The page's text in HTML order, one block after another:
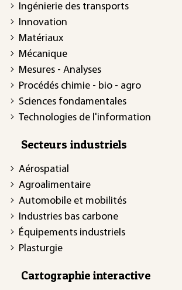
Ingénierie des transports
Innovation
Matériaux
Mécanique
Mesures - Analyses
Procédés chimie - bio - agro
Sciences fondamentales
Technologies de l'information
Secteurs industriels
Aérospatial
Agroalimentaire
Automobile et mobilités
Industries bas carbone
Équipements industriels
Plasturgie
Cartographie interactive